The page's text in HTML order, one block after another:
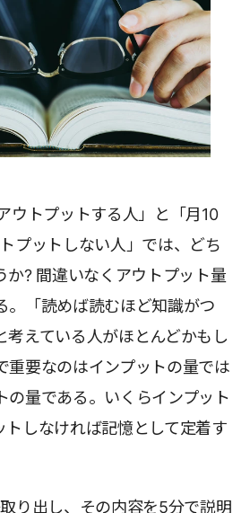
ウトプットする人」と「月10
プットしない人」では、どち
か? 間違いなくアウトプット量
。「読めば読むほど知識がつ
考えている人がほとんどかもし
重要なのはインプットの量では
の量である。いくらインプット
トしなければ記憶として定着す
り出し、その内容を5分で説明